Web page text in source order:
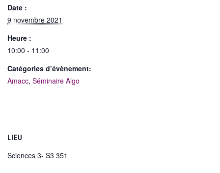
Date :
9 novembre 2021
Heure :
10:00 - 11:00
Catégories d’évènement:
Amacc, Séminaire Algo
LIEU
Sciences 3- S3 351